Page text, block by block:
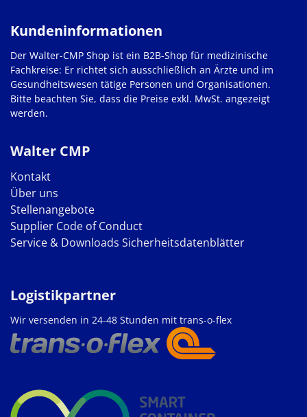
Walter CMP
Kontakt
Über uns
Stellenangebote
Supplier Code of Conduct
Service & Downloads Sicherheitsdatenblätter
Kundeninformationen
Der Walter-CMP Shop ist ein B2B-Shop für medizinische
Fachkreise: Er richtet sich ausschließlich an Ärzte und im
Gesundheitswesen tätige Personen und Organisationen.
Bitte beachten Sie, dass die Preise exkl. MwSt. angezeigt
werden.
Logistikpartner
Wir versenden in 24-48 Stunden mit trans-o-flex